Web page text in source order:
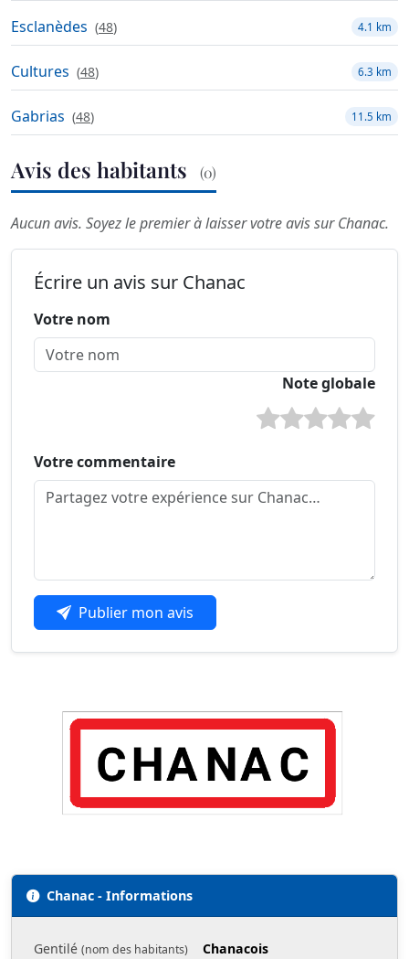
Esclanèdes (48) 4.1 km
Cultures (48) 6.3 km
Gabrias (48) 11.5 km
Avis des habitants (0)
Aucun avis. Soyez le premier à laisser votre avis sur Chanac.
Écrire un avis sur Chanac
Votre nom
Note globale
Votre commentaire
Publier mon avis
Chanac - Informations
Gentilé (nom des habitants)
Chanacois